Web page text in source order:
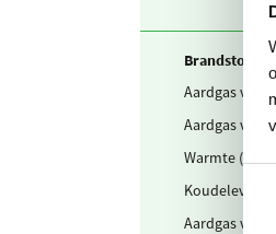
Brandstof &
Aardgas voor
Aardgas voor
Warmte (uit
Aardgas voor